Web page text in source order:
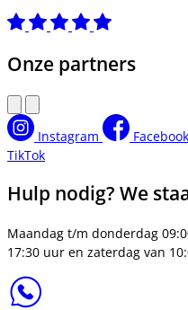
Onze partners
Instagram Facebook
TikTok
Hulp nodig? We
Maandag t/m donderdag
17:30 uur en zaterdag van